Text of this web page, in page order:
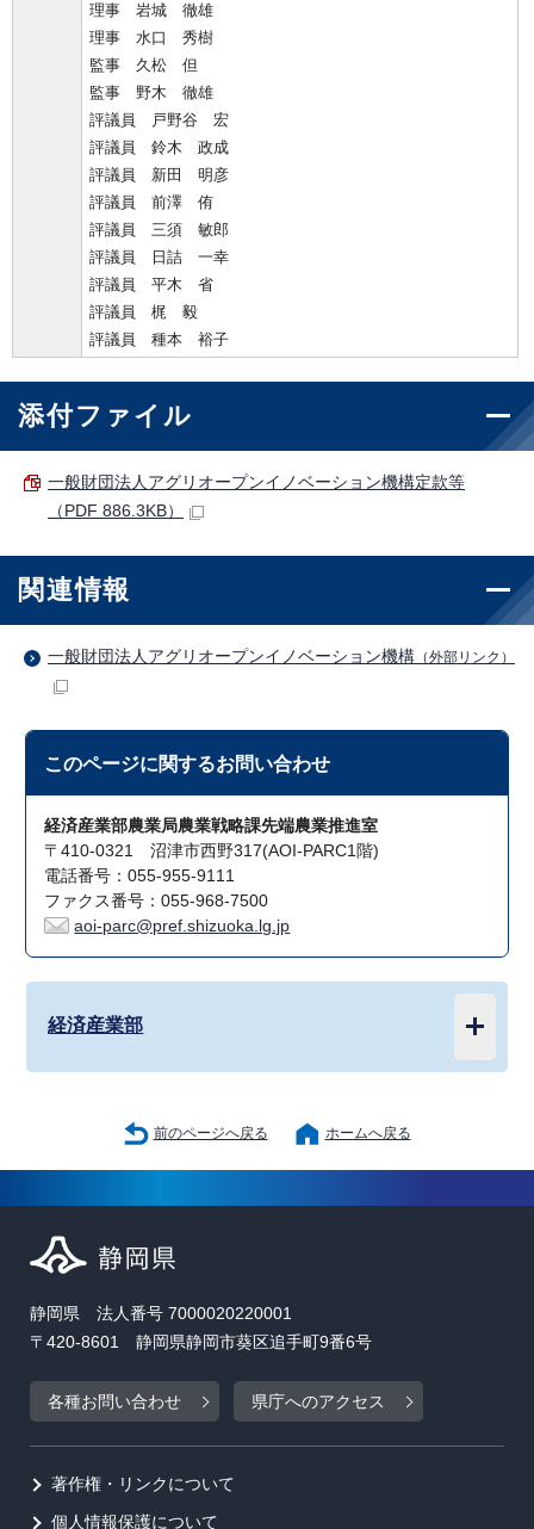
理事 岩城 徹雄
理事 水口 秀樹
監事 久松 但
監事 野木 徹雄
評議員 戸野谷 宏
評議員 鈴木 政成
評議員 新田 明彦
評議員 前澤 侑
評議員 三須 敏郎
評議員 日詰 一幸
評議員 平木 省
評議員 梶 毅
評議員 種本 裕子
添付ファイル
一般財団法人アグリオープンイノベーション機構定款等
（PDF 886.3KB）
関連情報
一般財団法人アグリオープンイノベーション機構 （外部リンク）
このページに関するお問い合わせ
経済産業部農業局農業戦略課先端農業推進室
〒410-0321 沼津市西野317(AOI-PARC1階)
電話番号：055-955-9111
ファクス番号：055-968-7500
aoi-parc@pref.shizuoka.lg.jp
経済産業部
前のページへ戻る ホームへ戻る
静岡県 法人番号 7000020220001
〒420-8601 静岡県静岡市葵区追手町9番6号
各種お問い合わせ 県庁へのアクセス
著作権・リンクについて
個人情報保護について